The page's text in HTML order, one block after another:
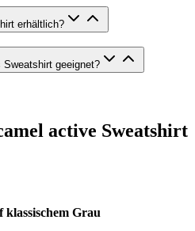
erhältlich?
geeignet?
active Sweatshirt
Grau